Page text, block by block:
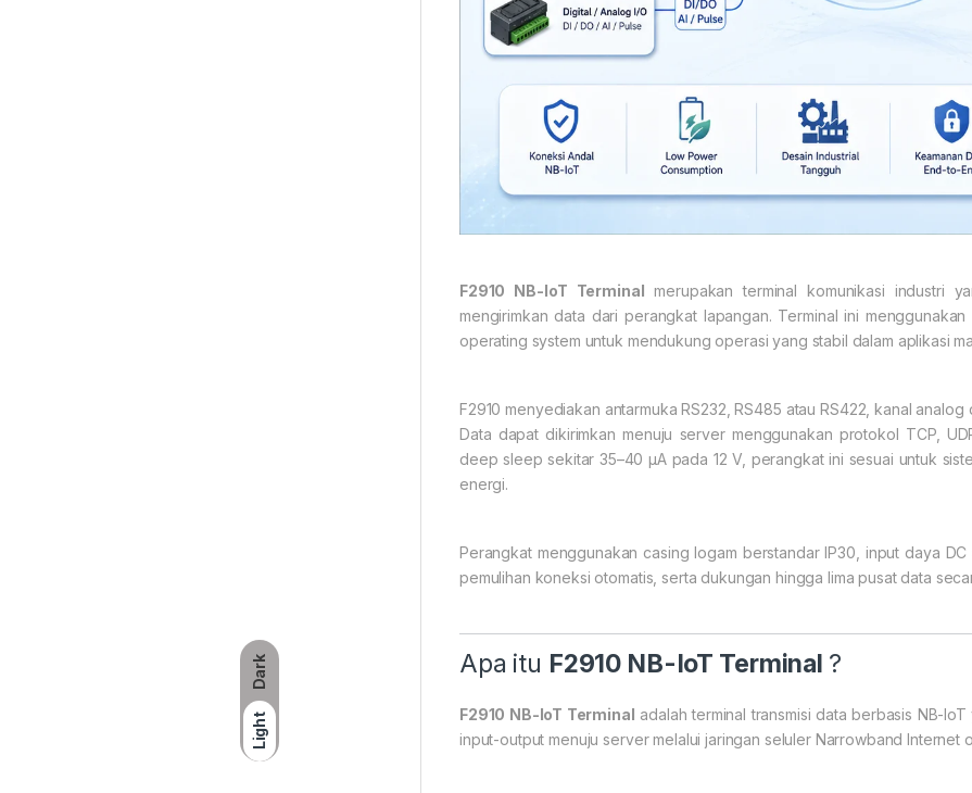
Dark
Light
F2910 NB-IoT Terminal merupakan terminal komunikasi industri
mengirimkan data dari perangkat lapangan. Terminal ini
operating system untuk mendukung operasi yang stabil dalam aplikasi
F2910 menyediakan antarmuka RS232, RS485 atau RS422, kanal
Data dapat dikirimkan menuju server menggunakan protokol TCP,
deep sleep sekitar 35–40 µA pada 12 V, perangkat ini sesuai untuk
energi.
Perangkat menggunakan casing logam berstandar IP30, input daya
pemulihan koneksi otomatis, serta dukungan hingga lima pusat data
Apa itu F2910 NB-IoT Terminal ?
F2910 NB-IoT Terminal adalah terminal transmisi data berbasis NB-
input-output menuju server melalui jaringan seluler Narrowband Internet